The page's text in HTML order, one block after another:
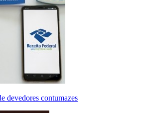
devedores contumazes